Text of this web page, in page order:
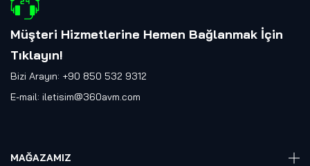
Müşteri Hizmetlerine Hemen Bağlanmak İçin
Tıklayın!
Bizi Arayın: +90 850 532 9312
E-mail: iletisim@360avm.com
MAĞAZAMIZ